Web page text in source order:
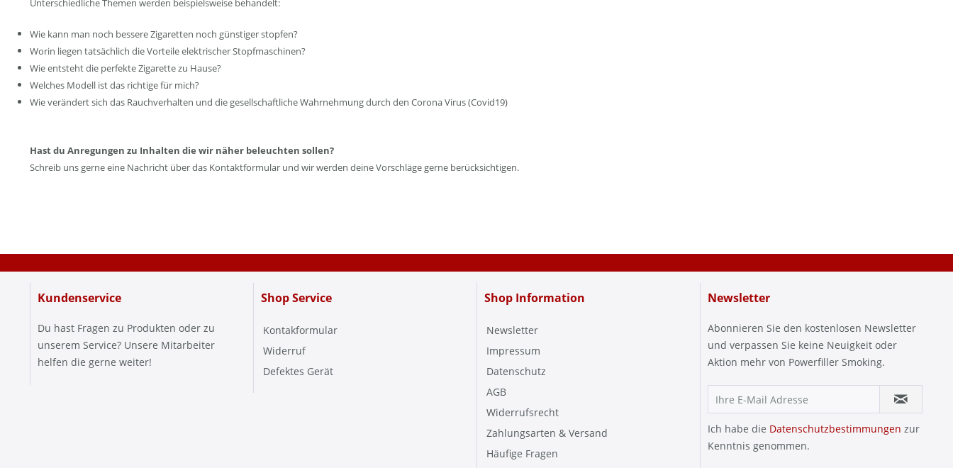
Unterschiedliche Themen werden beispielsweise behandelt:
Wie kann man noch bessere Zigaretten noch günstiger stopfen?
Worin liegen tatsächlich die Vorteile elektrischer Stopfmaschinen?
Wie entsteht die perfekte Zigarette zu Hause?
Welches Modell ist das richtige für mich?
Wie verändert sich das Rauchverhalten und die gesellschaftliche Wahrnehmung durch den Corona Virus (Covid19)
Hast du Anregungen zu Inhalten die wir näher beleuchten sollen?
Schreib uns gerne eine Nachricht über das Kontaktformular und wir werden deine Vorschläge gerne berücksichtigen.
Kundenservice
Du hast Fragen zu Produkten oder zu
unserem Service? Unsere Mitarbeiter
helfen die gerne weiter!
Shop Service
Kontakformular
Widerruf
Defektes Gerät
Shop Information
Newsletter
Impressum
Datenschutz
AGB
Widerrufsrecht
Zahlungsarten & Versand
Häufige Fragen
Newsletter
Abonnieren Sie den kostenlosen Newsletter
und verpassen Sie keine Neuigkeit oder
Aktion mehr von Powerfiller Smoking.
Ich habe die Datenschutzbestimmungen zur
Kenntnis genommen.